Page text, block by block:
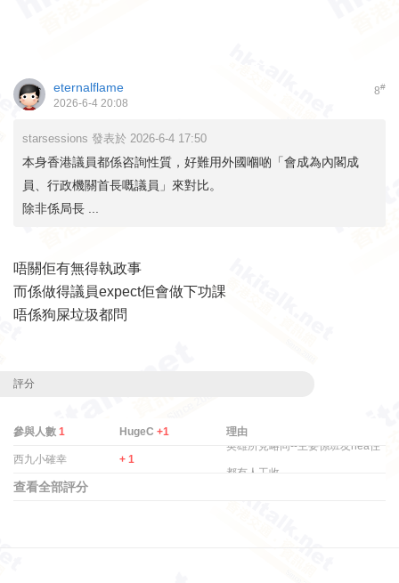
8#
eternalflame
2026-6-4 20:08
starsessions 發表於 2026-6-4 17:50
本身香港議員都係咨詢性質，好難用外國嗰啲「會成為內閣成
員、行政機關首長嘅議員」來對比。
除非係局長 ...
唔關佢有無得執政事
而係做得議員expect佢會做下功課
唔係狗屎垃圾都問
評分
參與人數 1 HugeC+1 理由
西九小確幸 + 1
英雄所見略同--主要係班友hea住
都有人工收 ...
查看全部評分